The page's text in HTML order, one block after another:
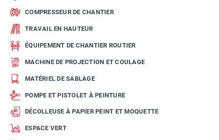
COMPRESSEUR DE CHANTIER
TRAVAIL EN HAUTEUR
ÉQUIPEMENT DE CHANTIER ROUTIER
MACHINE DE PROJECTION ET COULAGE
MATÉRIEL DE SABLAGE
POMPE ET PISTOLET À PEINTURE
DÉCOLLEUSE À PAPIER PEINT ET MOQUETTE
ESPACE VERT